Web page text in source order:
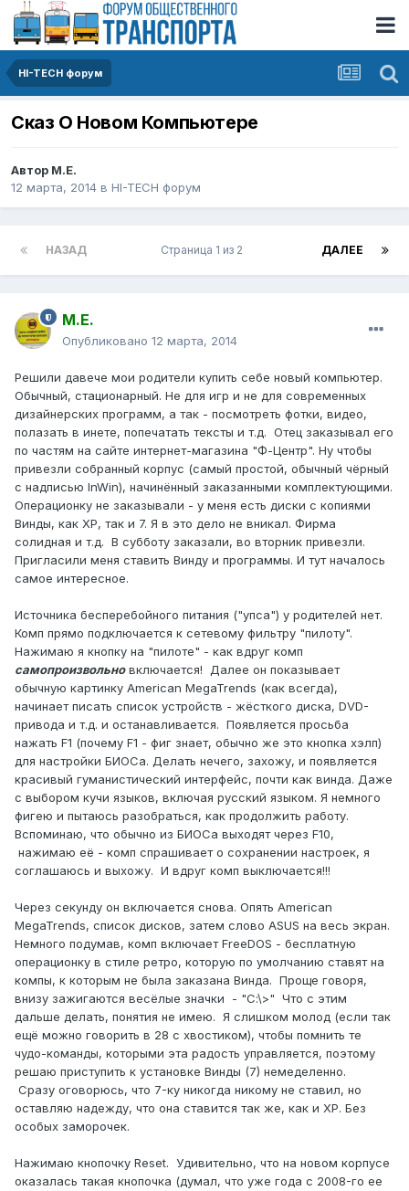
HI-TECH форум
Сказ О Новом Компьютере
Автор М.Е.
12 марта, 2014 в HI-TECH форум
НАЗАД ДАЛЕЕ
Страница 1 из 2
М.Е.
Опубликовано 12 марта, 2014
Решили давече мои родители купить себе новый компьютер.
Обычный, стационарный. Не для игр и не для современных
дизайнерских программ, а так - посмотреть фотки, видео,
полазать в инете, попечатать тексты и т.д. Отец заказывал его
по частям на сайте интернет-магазина "Ф-Центр". Ну чтобы
привезли собранный корпус (самый простой, обычный чёрный
с надписью InWin), начинённый заказанными комплектующими.
Операционку не заказывали - у меня есть диски с копиями
Винды, как ХР, так и 7. Я в это дело не вникал. Фирма
солидная и т.д. В субботу заказали, во вторник привезли.
Пригласили меня ставить Винду и программы. И тут началось
самое интересное.
Источника бесперебойного питания ("упса") у родителей нет.
Комп прямо подключается к сетевому фильтру "пилоту".
Нажимаю я кнопку на "пилоте" - как вдруг комп
самопроизвольновключается! Далее он показывает
обычную картинку American MegaTrends (как всегда),
начинает писать список устройств - жёсткого диска, DVD-
привода и т.д. и останавливается. Появляется просьба
нажать F1 (почему F1 - фиг знает, обычно же это кнопка хэлп)
для настройки БИОСа. Делать нечего, захожу, и появляется
красивый гуманистический интерфейс, почти как винда. Даже
с выбором кучи языков, включая русский языком. Я немного
фигею и пытаюсь разобраться, как продолжить работу.
Вспоминаю, что обычно из БИОСа выходят через F10,
нажимаю её - комп спрашивает о сохранении настроек, я
соглашаюсь и выхожу. И вдруг комп выключается!!!
Через секунду он включается снова. Опять American
MegaTrends, список дисков, затем слово ASUS на весь экран.
Немного подумав, комп включает FreeDOS - бесплатную
операционку в стиле ретро, которую по умолчанию ставят на
компы, к которым не была заказана Винда. Проще говоря,
внизу зажигаются весёлые значки - "С:\>" Что с этим
дальше делать, понятия не имею. Я слишком молод (если так
ещё можно говорить в 28 с хвостиком), чтобы помнить те
чудо-команды, которыми эта радость управляется, поэтому
решаю приступить к установке Винды (7) немеделенно.
Сразу оговорюсь, что 7-ку никогда никому не ставил, но
оставляю надежду, что она ставится так же, как и ХР. Без
особых заморочек.
Нажимаю кнопочку Reset. Удивительно, что на новом корпусе
оказалась такая кнопочка (думал, что уже года с 2008-го ее